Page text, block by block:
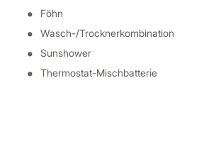
Föhn
Wasch-/Trocknerkombination
Sunshower
Thermostat-Mischbatterie